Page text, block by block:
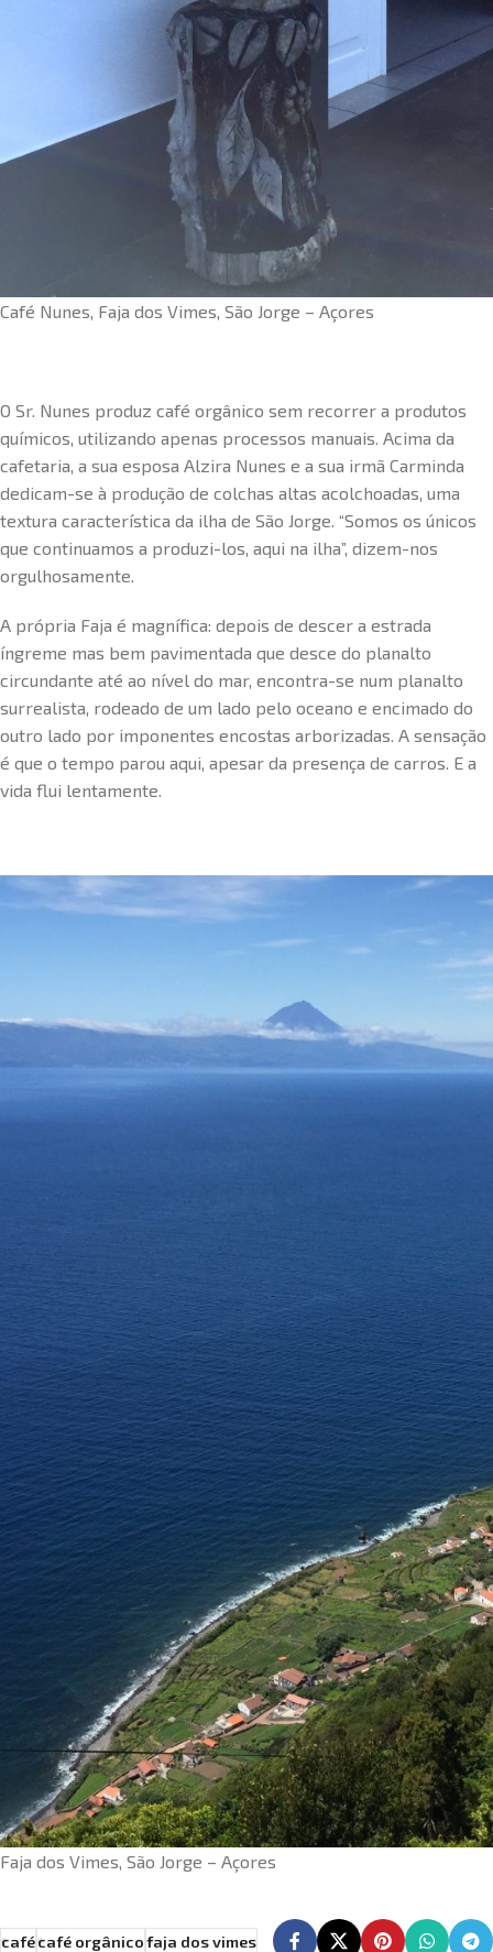
Café Nunes, Faja dos Vimes, São Jorge – Açores
O Sr. Nunes produz café orgânico sem recorrer a produtos
químicos, utilizando apenas processos manuais. Acima da
cafetaria, a sua esposa Alzira Nunes e a sua irmã Carminda
dedicam-se à produção de colchas altas acolchoadas, uma
textura característica da ilha de São Jorge. “Somos os únicos
que continuamos a produzi-los, aqui na ilha”, dizem-nos
orgulhosamente.
A própria Faja é magnífica: depois de descer a estrada
íngreme mas bem pavimentada que desce do planalto
circundante até ao nível do mar, encontra-se num planalto
surrealista, rodeado de um lado pelo oceano e encimado do
outro lado por imponentes encostas arborizadas. A sensação
é que o tempo parou aqui, apesar da presença de carros. E a
vida flui lentamente.
Faja dos Vimes, São Jorge – Açores
cafécafé orgânicofaja dos vimes